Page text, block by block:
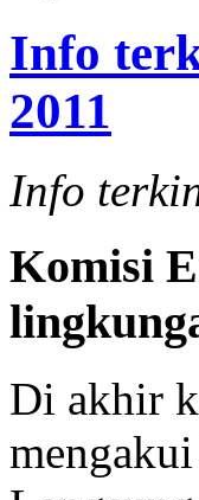
Info
2011
Info
Komisi
Di akhir
mengakui